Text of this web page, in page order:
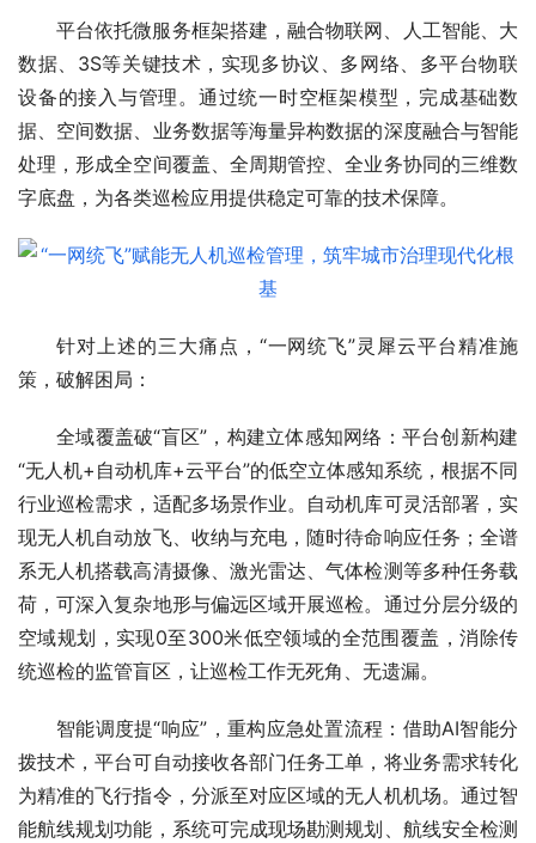
平台依托微服务框架搭建，融合物联网、人工智能、大
数据、3S等关键技术，实现多协议、多网络、多平台物联
设备的接入与管理。通过统一时空框架模型，完成基础数
据、空间数据、业务数据等海量异构数据的深度融合与智能
处理，形成全空间覆盖、全周期管控、全业务协同的三维数
字底盘，为各类巡检应用提供稳定可靠的技术保障。
针对上述的三大痛点，“一网统飞”灵犀云平台精准施
策，破解困局：
全域覆盖破“盲区”，构建立体感知网络：平台创新构建
“无人机+自动机库+云平台”的低空立体感知系统，根据不同
行业巡检需求，适配多场景作业。自动机库可灵活部署，实
现无人机自动放飞、收纳与充电，随时待命响应任务；全谱
系无人机搭载高清摄像、激光雷达、气体检测等多种任务载
荷，可深入复杂地形与偏远区域开展巡检。通过分层分级的
空域规划，实现0至300米低空领域的全范围覆盖，消除传
统巡检的监管盲区，让巡检工作无死角、无遗漏。
智能调度提“响应”，重构应急处置流程：借助AI智能分
拨技术，平台可自动接收各部门任务工单，将业务需求转化
为精准的飞行指令，分派至对应区域的无人机机场。通过智
能航线规划功能，系统可完成现场勘测规划、航线安全检测